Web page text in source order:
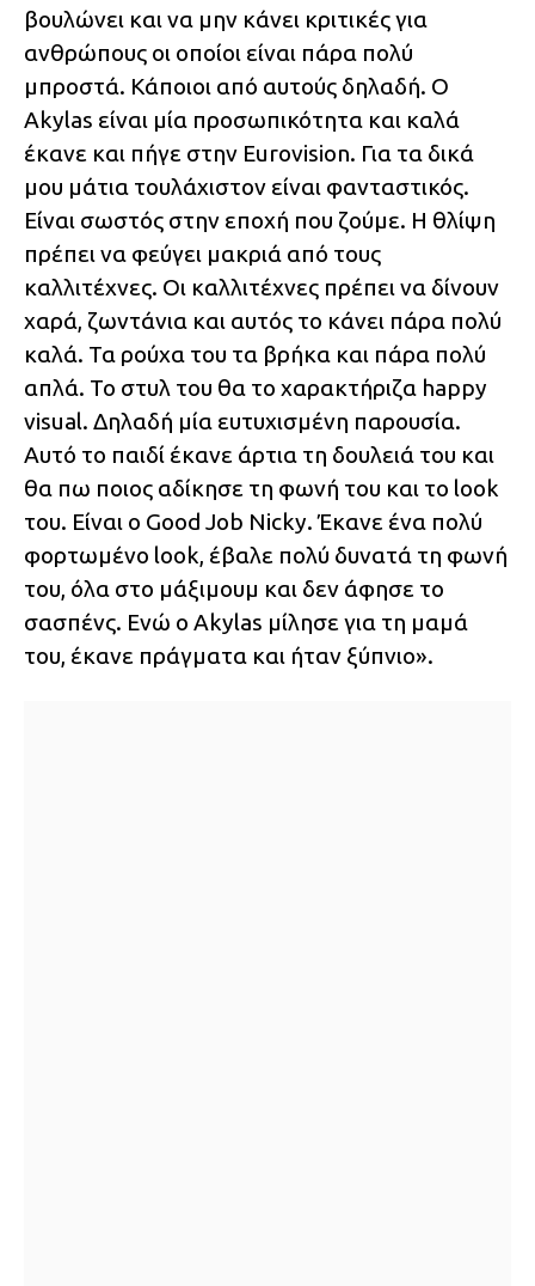
βουλώνει και να μην κάνει κριτικές για
ανθρώπους οι οποίοι είναι πάρα πολύ
μπροστά. Κάποιοι από αυτούς δηλαδή. Ο
Akylas είναι μία προσωπικότητα και καλά
έκανε και πήγε στην Eurovision. Για τα δικά
μου μάτια τουλάχιστον είναι φανταστικός.
Είναι σωστός στην εποχή που ζούμε. Η θλίψη
πρέπει να φεύγει μακριά από τους
καλλιτέχνες. Οι καλλιτέχνες πρέπει να δίνουν
χαρά, ζωντάνια και αυτός το κάνει πάρα πολύ
καλά. Τα ρούχα του τα βρήκα και πάρα πολύ
απλά. Το στυλ του θα το χαρακτήριζα happy
visual. Δηλαδή μία ευτυχισμένη παρουσία.
Αυτό το παιδί έκανε άρτια τη δουλειά του και
θα πω ποιος αδίκησε τη φωνή του και το look
του. Είναι ο Good Job Nicky. Έκανε ένα πολύ
φορτωμένο look, έβαλε πολύ δυνατά τη φωνή
του, όλα στο μάξιμουμ και δεν άφησε το
σασπένς. Ενώ ο Akylas μίλησε για τη μαμά
του, έκανε πράγματα και ήταν ξύπνιο».